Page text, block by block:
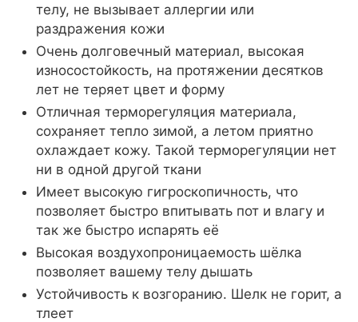
телу, не вызывает аллергии или
раздражения кожи
Очень долговечный материал, высокая
износостойкость, на протяжении десятков
лет не теряет цвет и форму
Отличная терморегуляция материала,
сохраняет тепло зимой, а летом приятно
охлаждает кожу. Такой терморегуляции нет
ни в одной другой ткани
Имеет высокую гигроскопичность, что
позволяет быстро впитывать пот и влагу и
так же быстро испарять её
Высокая воздухопроницаемость шёлка
позволяет вашему телу дышать
Устойчивость к возгоранию. Шелк не горит, а
тлеет